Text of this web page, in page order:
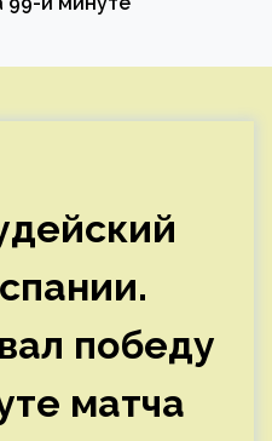
победу
матча